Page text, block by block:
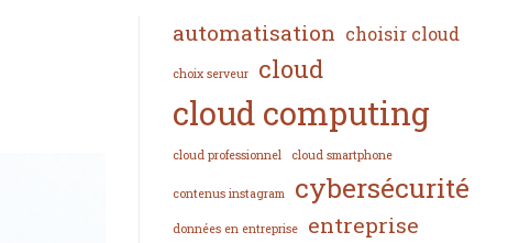
automatisation choisir cloud
choix serveur cloud
cloud computing
cloud professionnel cloud smartphone
contenus instagram cybersécurité
données en entreprise entreprise